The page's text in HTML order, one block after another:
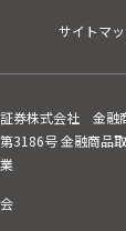
サイトマ
券株式会社 金融
3186号 金融商品